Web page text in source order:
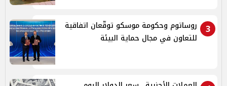
3
روساتوم وحكومة موسكو توقّعان اتفاقية
للتعاون في مجال حماية البيئة